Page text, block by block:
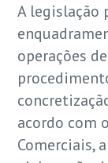
A legislação
operações
acordo com
Comerciais,